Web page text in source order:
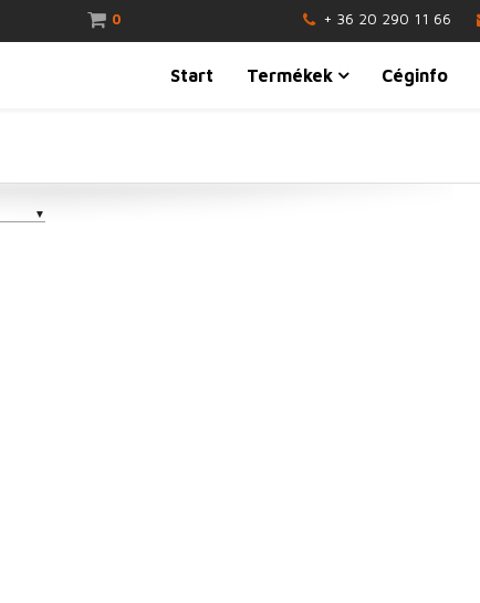
0 + 36 20 290 11 66
Start Termékek Céginfo